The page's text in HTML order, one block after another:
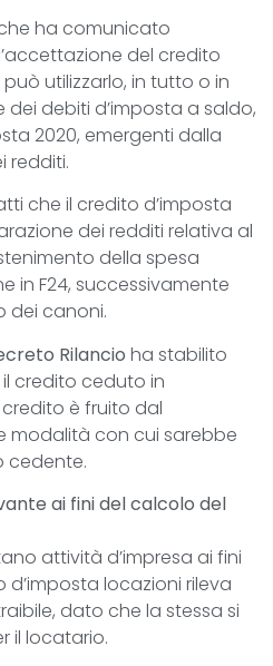
ha comunicato
del credito
utilizzarlo, in tutto o in
debiti d’imposta a saldo,
2020, emergenti dalla
redditi.
che il credito d’imposta
dei redditi relativa al
della spesa
in F24, successivamente
dei canoni.
Rilancio ha stabilito
credito ceduto in
credito è fruito dal
modalità con cui sarebbe
cedente.
ai fini del calcolo del
attività d’impresa ai fini
locazioni rileva
dato che la stessa si
il locatario.